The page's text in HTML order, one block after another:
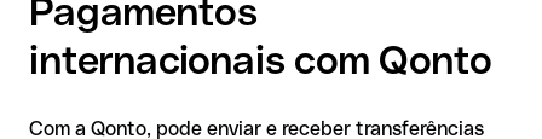
Pagamentos
internacionais com Qonto
Com a Qonto, pode enviar e receber transferências